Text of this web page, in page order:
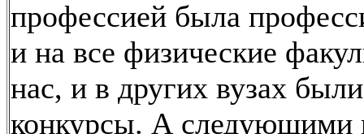
профессией была
и на все физические
нас, и в других вузах
конкурсы. А следующими